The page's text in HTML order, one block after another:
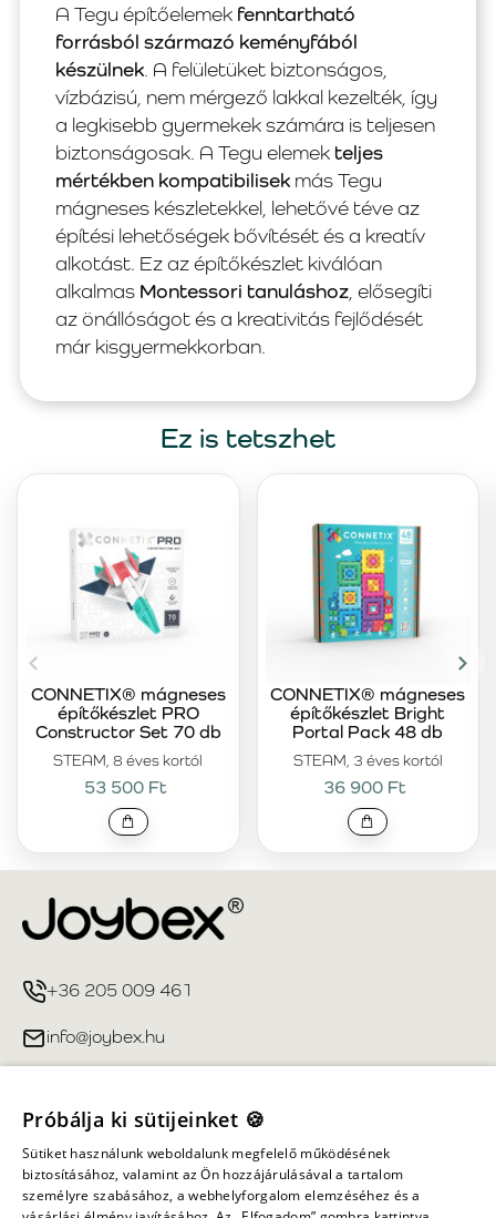
A Tegu építőelemek fenntartható
forrásból származó keményfából
készülnek. A felületüket biztonságos,
vízbázisú, nem mérgező lakkal kezelték, így
a legkisebb gyermekek számára is teljesen
biztonságosak. A Tegu elemekteljes
mértékben kompatibilisek más Tegu
mágneses készletekkel, lehetővé téve az
építési lehetőségek bővítését és a kreatív
alkotást. Ez az építőkészlet kiválóan
alkalmas Montessori tanuláshoz , elősegíti
az önállóságot és a kreativitás fejlődését
már kisgyermekkorban.
Ez is tetszhet
STEAM, 8 éves kortól
CONNETIX® mágneses
építőkészlet PRO
Constructor Set 70 db
53 500 Ft
STEAM, 3 éves kortól
CONNETIX® mágneses
építőkészlet Bright
Portal Pack 48 db
36 900 Ft
+36 205 009 461
info@joybex.hu
Fiókom
Információ
Próbálja ki sütijeinket 🍪
Sütiket használunk weboldalunk megfelelő működésének
biztosításához, valamint az Ön hozzájárulásával a tartalom
személyre szabásához, a webhelyforgalom elemzéséhez és a